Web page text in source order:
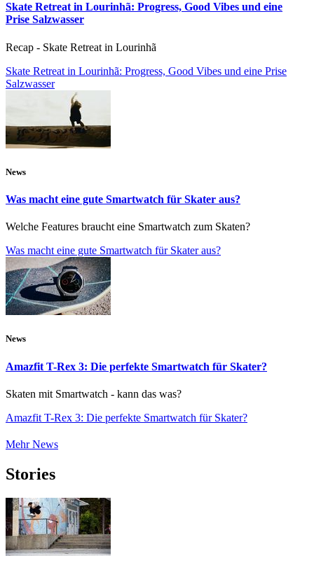
Skate Retreat in Lourinhã: Progress, Good Vibes und eine
Prise Salzwasser
Recap - Skate Retreat in Lourinhã
Skate Retreat in Lourinhã: Progress, Good Vibes und eine Prise
Salzwasser
News
Was macht eine gute Smartwatch für Skater aus?
Welche Features braucht eine Smartwatch zum Skaten?
Was macht eine gute Smartwatch für Skater aus?
News
Amazfit T-Rex 3: Die perfekte Smartwatch für Skater?
Skaten mit Smartwatch - kann das was?
Amazfit T-Rex 3: Die perfekte Smartwatch für Skater?
Mehr News
Stories